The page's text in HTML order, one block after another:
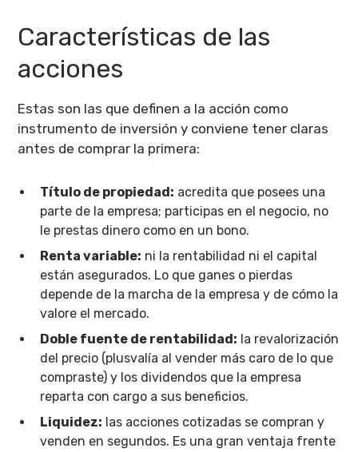
Características de las
acciones
Estas son las que definen a la acción como
instrumento de inversión y conviene tener claras
antes de comprar la primera:
Título de propiedad: acredita que posees una
parte de la empresa; participas en el negocio, no
le prestas dinero como en un bono.
Renta variable: ni la rentabilidad ni el capital
están asegurados. Lo que ganes o pierdas
depende de la marcha de la empresa y de cómo la
valore el mercado.
Doble fuente de rentabilidad: la revalorización
del precio (plusvalía al vender más caro de lo que
compraste) y los dividendos que la empresa
reparta con cargo a sus beneficios.
Liquidez: las acciones cotizadas se compran y
venden en segundos. Es una gran ventaja frente